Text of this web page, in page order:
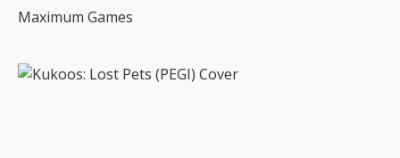
Maximum Games
Bildergalerie überspringen